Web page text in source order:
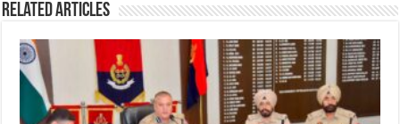
Related Articles